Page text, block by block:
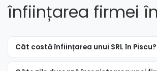
înființarea firmei
Cât costă înființarea unui SRL în Piscu?